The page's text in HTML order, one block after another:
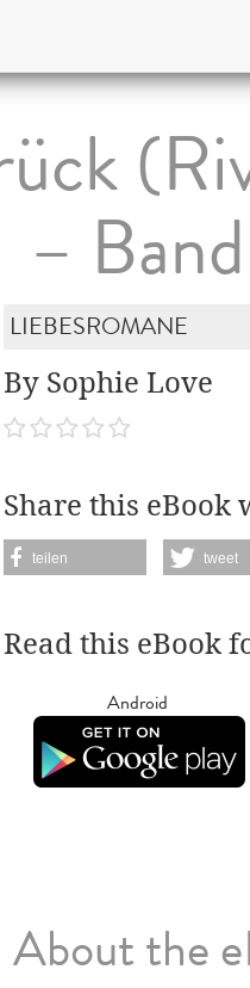
–
LIEBESROMANE
By Sophie Love
Share this
teilen tweet
Read this eBook
Android
About the